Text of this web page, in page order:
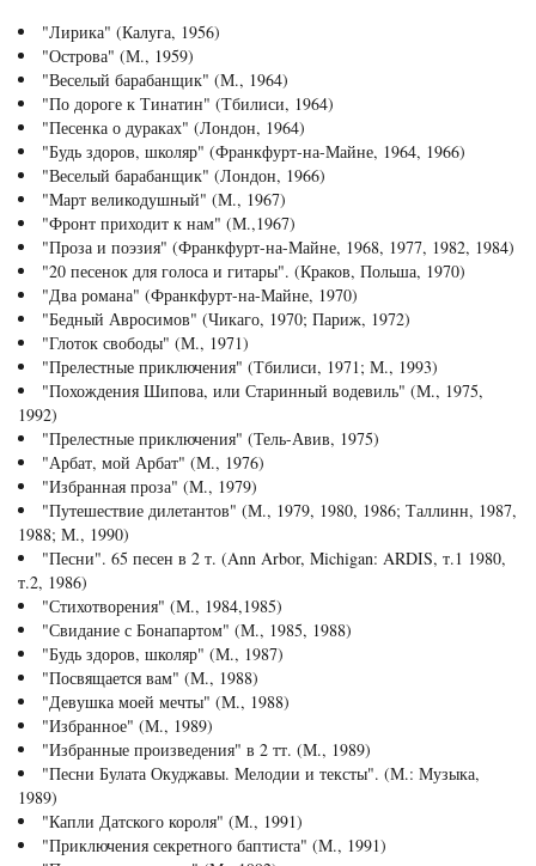
"Лирика" (Калуга, 1956)
"Острова" (М., 1959)
"Веселый барабанщик" (М., 1964)
"По дороге к Тинатин" (Тбилиси, 1964)
"Песенка о дураках" (Лондон, 1964)
"Будь здоров, школяр" (Франкфурт-на-Майне, 1964, 1966)
"Веселый барабанщик" (Лондон, 1966)
"Март великодушный" (М., 1967)
"Фронт приходит к нам" (М.,1967)
"Проза и поэзия" (Франкфурт-на-Майне, 1968, 1977, 1982, 1984)
"20 песенок для голоса и гитары". (Краков, Польша, 1970)
"Два романа" (Франкфурт-на-Майне, 1970)
"Бедный Авросимов" (Чикаго, 1970; Париж, 1972)
"Глоток свободы" (М., 1971)
"Прелестные приключения" (Тбилиси, 1971; М., 1993)
"Похождения Шипова, или Старинный водевиль" (М., 1975,
1992)
"Прелестные приключения" (Тель-Авив, 1975)
"Арбат, мой Арбат" (М., 1976)
"Избранная проза" (М., 1979)
"Путешествие дилетантов" (М., 1979, 1980, 1986; Таллинн, 1987,
1988; М., 1990)
"Песни". 65 песен в 2 т. (Ann Arbor, Michigan: ARDIS, т.1 1980,
т.2, 1986)
"Стихотворения" (М., 1984,1985)
"Свидание с Бонапартом" (М., 1985, 1988)
"Будь здоров, школяр" (М., 1987)
"Посвящается вам" (М., 1988)
"Девушка моей мечты" (М., 1988)
"Избранное" (М., 1989)
"Избранные произведения" в 2 тт. (М., 1989)
"Песни Булата Окуджавы. Мелодии и тексты". (М.: Музыка,
1989)
"Капли Датского короля" (М., 1991)
"Приключения секретного баптиста" (М., 1991)